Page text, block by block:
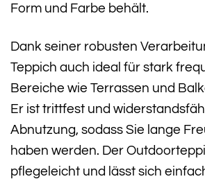
Form und Farbe behält.
Dank seiner robusten
Teppich auch ideal für stark
Bereiche wie Terrassen und
Er ist trittfest und
Abnutzung, sodass Sie lange
haben werden. Der
pflegeleicht und lässt sich